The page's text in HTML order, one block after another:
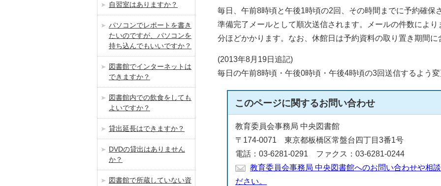
毎日、午前8時頃と午後1時頃の2回、その時間までに予約確保
準備完了メールとして順次送信されます。メールの件数によ
分ほどかかります。なお、休館日は予約資料の取り置き期間に
(2013年8月19日追記)
毎日の午前8時頃・午後0時頃・午後4時頃の3回送信するよう変
このページに関するお問い合わせ
教育委員会事務局 中央図書館
〒174-0071 東京都板橋区常盤台四丁目3番1号
電話：03-6281-0291 ファクス：03-6281-0244
教育委員会事務局 中央図書館へのお問い合わせや相
ださい。
自習室はありますか？
パソコンでレポートを書き
たいのですが、パソコンを
持ち込んでもいいですか？
図書館でインターネットは
できますか？
図書館内での飲食をしても
よいですか？
貸出延長はできますか？
DVDの貸出はありません
か？
図書館で所蔵していない資